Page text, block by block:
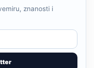
znanosti i